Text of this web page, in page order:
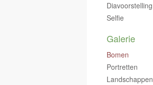
Diavoorstelling
Selfie
Galerie
Bomen
Portretten
Landschappen